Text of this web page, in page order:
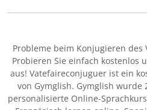
Probleme beim Konjugieren des
Probieren Sie einfach kostenlos
aus! Vatefaireconjuguer ist ein
von Gymglish. Gymglish
personalisierte Online-